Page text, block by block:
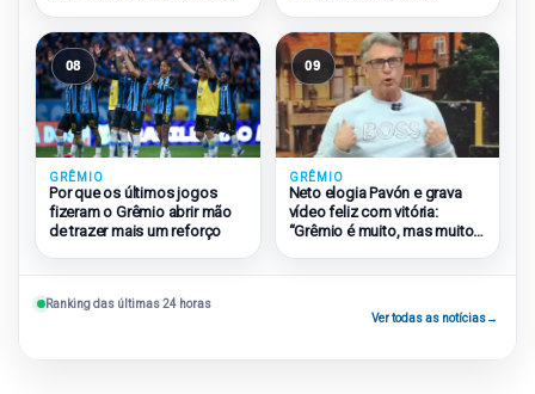
08
GRÊMIO
Por que os últimos jogos
fizeram o Grêmio abrir mão
de trazer mais um reforço
09
GRÊMIO
Neto elogia Pavón e grava
vídeo feliz com vitória:
“Grêmio é muito, mas muito
Ranking das últimas 24 horas
Ver todas as notícias→